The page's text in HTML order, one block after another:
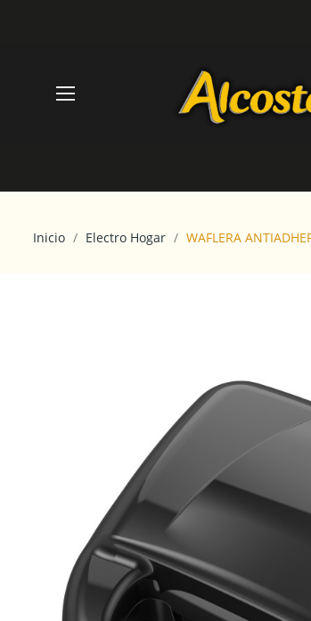
Inicio Electro Hogar WAFLERA